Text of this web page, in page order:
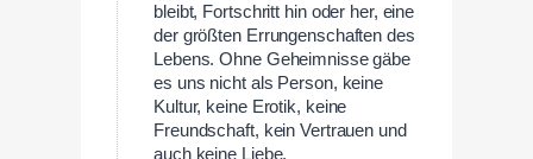
bleibt, Fortschritt hin oder her, eine
der größten Errungenschaften des
Lebens. Ohne Geheimnisse gäbe
es uns nicht als Person, keine
Kultur, keine Erotik, keine
Freundschaft, kein Vertrauen und
auch keine Liebe.